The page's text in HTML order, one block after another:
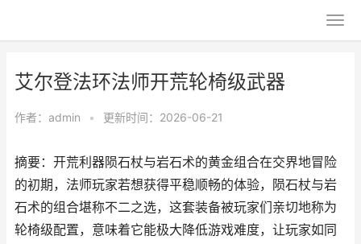
艾尔登法环法师开荒轮椅级武器
作者： admin • 更新时间：2026-06-21
摘要：开荒利器陨石杖与岩石术的黄金组合在交界地冒险
的初期，法师玩家若想获得平稳顺畅的体验，陨石杖与岩
石术的组合堪称不二之选，这套装备被玩家们亲切地称为
轮椅级配置，意味着它能极大降低游戏难度，让玩家如同